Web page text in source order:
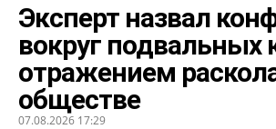
Эксперт назвал
вокруг подвальных
отражением
обществе
07.08.2026 17:29